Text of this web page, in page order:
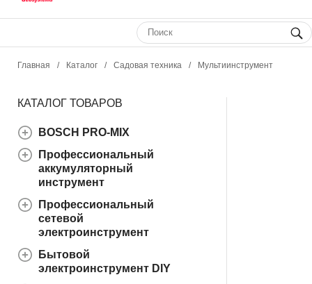
Главная / Каталог / Садовая техника / Мультиинструмент
КАТАЛОГ ТОВАРОВ
BOSCH PRO-MIX
Профессиональный
аккумуляторный
инструмент
Профессиональный
сетевой
электроинструмент
Бытовой
электроинструмент DIY